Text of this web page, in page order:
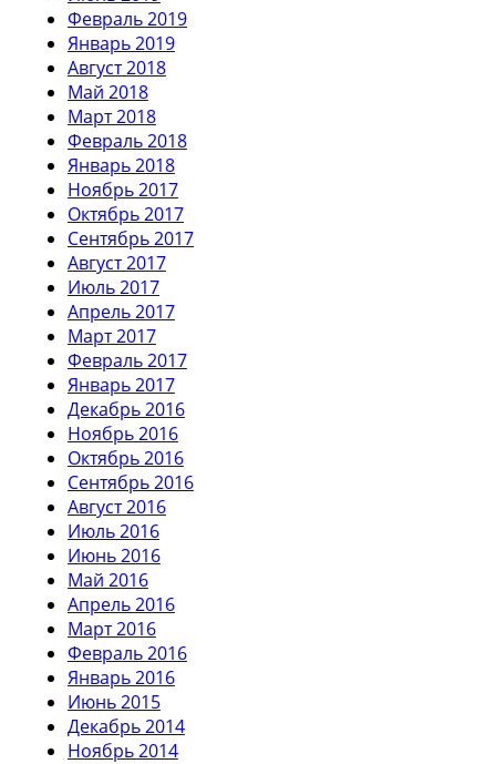
Февраль 2019
Январь 2019
Август 2018
Май 2018
Март 2018
Февраль 2018
Январь 2018
Ноябрь 2017
Октябрь 2017
Сентябрь 2017
Август 2017
Июль 2017
Апрель 2017
Март 2017
Февраль 2017
Январь 2017
Декабрь 2016
Ноябрь 2016
Октябрь 2016
Сентябрь 2016
Август 2016
Июль 2016
Июнь 2016
Май 2016
Апрель 2016
Март 2016
Февраль 2016
Январь 2016
Июнь 2015
Декабрь 2014
Ноябрь 2014